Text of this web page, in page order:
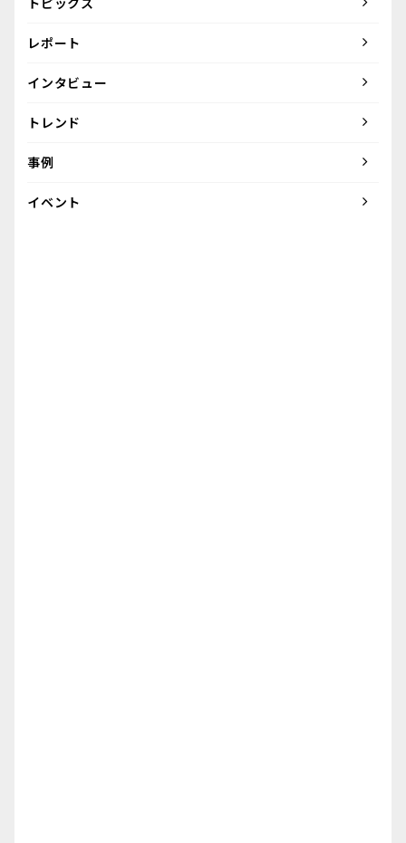
レポート
インタビュー
トレンド
事例
イベント